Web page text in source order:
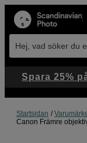
Hej, vad söker du
Startsidan
Canon Främre
Spara 25%